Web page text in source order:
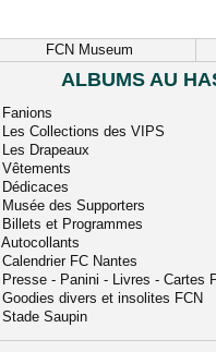
FCN Museum
ALBUMS AU
Fanions
Les Collections des VIPS
Les Drapeaux
Vêtements
Dédicaces
Musée des Supporters
Billets et Programmes
Autocollants
Calendrier FC Nantes
Presse - Panini - Livres - Cartes
Goodies divers et insolites FCN
Stade Saupin